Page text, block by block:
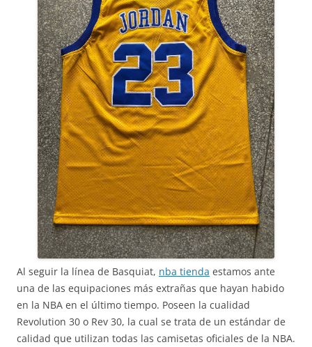
Al seguir la línea de Basquiat, nba tienda estamos ante
una de las equipaciones más extrañas que hayan habido
en la NBA en el último tiempo. Poseen la cualidad
Revolution 30 o Rev 30, la cual se trata de un estándar de
calidad que utilizan todas las camisetas oficiales de la NBA.